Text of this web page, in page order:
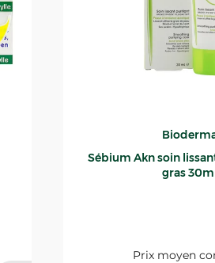
Sébium Akn soin lissant
gras
Prix moyen